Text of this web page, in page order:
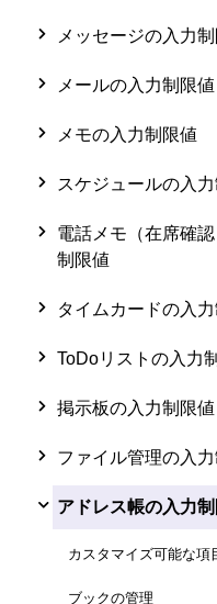
メッセージの入力
メールの入力制限値
メモの入力制限値
スケジュールの入
電話メモ（在席確
制限値
タイムカードの入
ToDoリストの入力
掲示板の入力制限値
ファイル管理の入
アドレス帳の入力
カスタマイズ可能な項
ブックの管理